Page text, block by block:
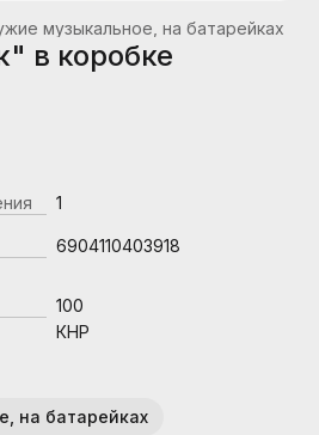
музыкальное, на батарейках
в коробке
1
6904110403918
100
КНР
на батарейках